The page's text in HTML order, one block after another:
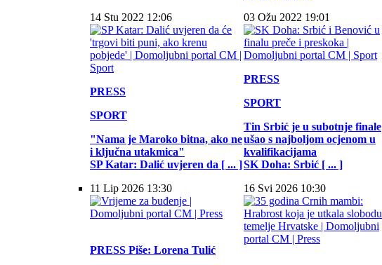
14 Stu 2022 12:06
PRESS
SPORT
"Nama je Maroko bitna, ako ne
i ključna utakmica"
SP Katar: Dalić uvjeren da [ ... ]
03 Ožu 2022 19:01
PRESS
SPORT
Tin Srbić je u subotnje finale
ušao s najboljom ocjenom u
kvalifikacijama
SK Doha: Srbić [ ... ]
11 Lip 2026 13:30
PRESS Piše: Lorena Tulić
16 Svi 2026 10:30